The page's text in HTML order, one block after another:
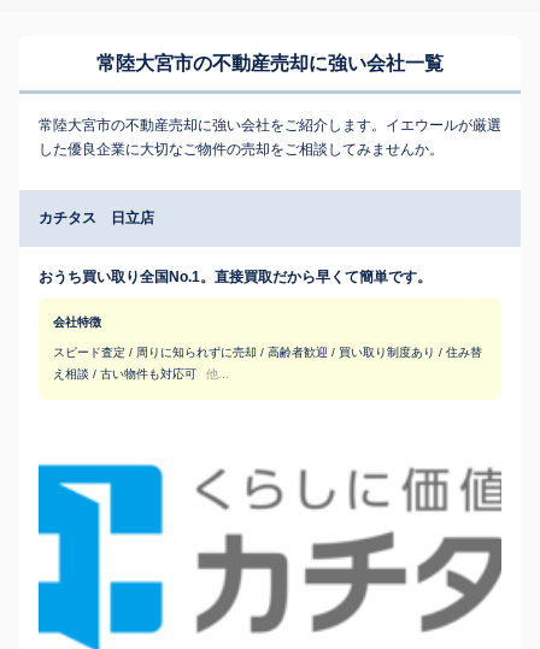
常陸大宮市の不動産売却に強い会社一覧
常陸大宮市の不動産売却に強い会社をご紹介します。イエウールが厳選
した優良企業に大切なご物件の売却をご相談してみませんか。
カチタス 日立店
おうち買い取り全国No.1。直接買取だから早くて簡単です。
会社特徴
スピード査定 / 周りに知られずに売却 / 高齢者歓迎 / 買い取り制度あり / 住み替
え相談 / 古い物件も対応可
他...